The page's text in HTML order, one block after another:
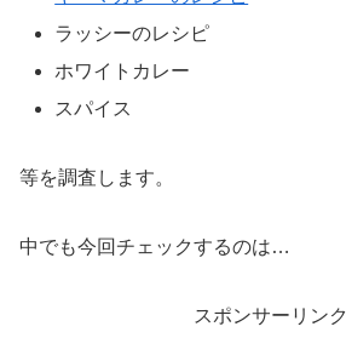
ラッシーのレシピ
ホワイトカレー
スパイス
等を調査します。
中でも今回チェックするのは…
スポンサーリンク